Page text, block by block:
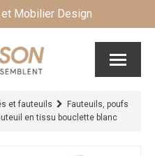
Mobilier Design
et fauteuils
Fauteuils, poufs
en tissu bouclette blanc